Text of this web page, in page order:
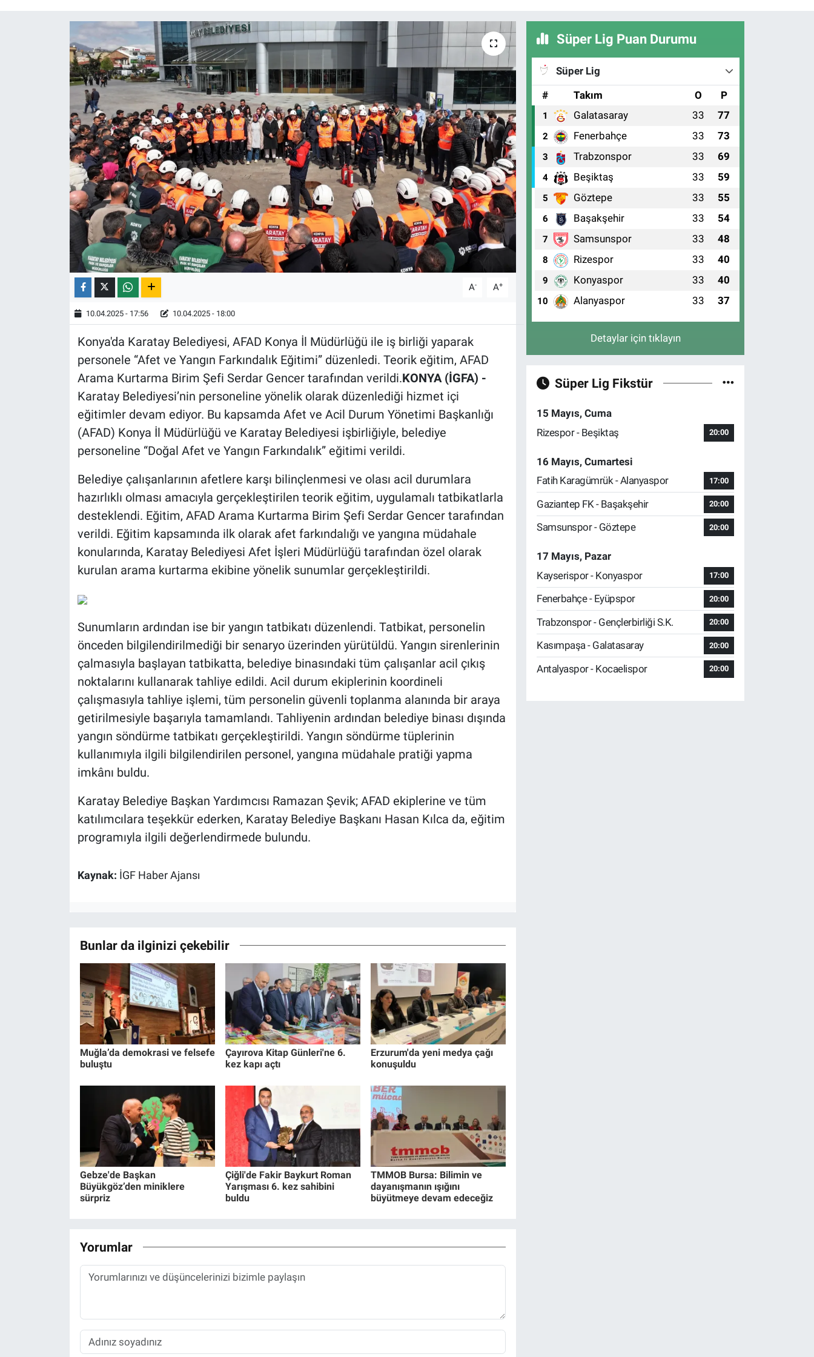
A- A+
10.04.2025 - 17:56 10.04.2025 - 18:00
Konya'da Karatay Belediyesi, AFAD Konya İl Müdürlüğü ile iş birliği yaparak
personele “Afet ve Yangın Farkındalık Eğitimi” düzenledi. Teorik eğitim, AFAD
Arama Kurtarma Birim Şefi Serdar Gencer tarafından verildi.KONYA (İGFA) -
Karatay Belediyesi’nin personeline yönelik olarak düzenlediği hizmet içi
eğitimler devam ediyor. Bu kapsamda Afet ve Acil Durum Yönetimi Başkanlığı
(AFAD) Konya İl Müdürlüğü ve Karatay Belediyesi işbirliğiyle, belediye
personeline “Doğal Afet ve Yangın Farkındalık” eğitimi verildi.
Belediye çalışanlarının afetlere karşı bilinçlenmesi ve olası acil durumlara
hazırlıklı olması amacıyla gerçekleştirilen teorik eğitim, uygulamalı tatbikatlarla
desteklendi. Eğitim, AFAD Arama Kurtarma Birim Şefi Serdar Gencer tarafından
verildi. Eğitim kapsamında ilk olarak afet farkındalığı ve yangına müdahale
konularında, Karatay Belediyesi Afet İşleri Müdürlüğü tarafından özel olarak
kurulan arama kurtarma ekibine yönelik sunumlar gerçekleştirildi.
Sunumların ardından ise bir yangın tatbikatı düzenlendi. Tatbikat, personelin
önceden bilgilendirilmediği bir senaryo üzerinden yürütüldü. Yangın sirenlerinin
çalmasıyla başlayan tatbikatta, belediye binasındaki tüm çalışanlar acil çıkış
noktalarını kullanarak tahliye edildi. Acil durum ekiplerinin koordineli
çalışmasıyla tahliye işlemi, tüm personelin güvenli toplanma alanında bir araya
getirilmesiyle başarıyla tamamlandı. Tahliyenin ardından belediye binası dışında
yangın söndürme tatbikatı gerçekleştirildi. Yangın söndürme tüplerinin
kullanımıyla ilgili bilgilendirilen personel, yangına müdahale pratiği yapma
imkânı buldu.
Karatay Belediye Başkan Yardımcısı Ramazan Şevik; AFAD ekiplerine ve tüm
katılımcılara teşekkür ederken, Karatay Belediye Başkanı Hasan Kılca da, eğitim
programıyla ilgili değerlendirmede bulundu.
Kaynak: İGF Haber Ajansı
Bunlar da ilginizi çekebilir
Muğla’da demokrasi ve felsefe
buluştu
Çayırova Kitap Günleri'ne 6.
kez kapı açtı
Erzurum'da yeni medya çağı
konuşuldu
Gebze'de Başkan
Büyükgöz’den miniklere
sürpriz
Çiğli'de Fakir Baykurt Roman
Yarışması 6. kez sahibini
buldu
TMMOB Bursa: Bilimin ve
dayanışmanın ışığını
büyütmeye devam edeceğiz
Yorumlar
Süper Lig Puan Durumu
Süper Lig
#
Takım O P
1 Galatasaray 33 77
2 Fenerbahçe 33 73
3 Trabzonspor 33 69
4 Beşiktaş 33 59
5 Göztepe 33 55
6 Başakşehir 33 54
7 Samsunspor 33 48
8 Rizespor 33 40
9 Konyaspor 33 40
10 Alanyaspor 33 37
Detaylar için tıklayın
Süper Lig Fikstür
15 Mayıs, Cuma
Rizespor - Beşiktaş
20:00
16 Mayıs, Cumartesi
Fatih Karagümrük - Alanyaspor
17:00
Gaziantep FK - Başakşehir 20:00
Samsunspor - Göztepe 20:00
17 Mayıs, Pazar
Kayserispor - Konyaspor
17:00
Fenerbahçe - Eyüpspor 20:00
Trabzonspor - Gençlerbirliği S.K. 20:00
Kasımpaşa - Galatasaray 20:00
Antalyaspor - Kocaelispor 20:00
Röportaj
Video Galeri